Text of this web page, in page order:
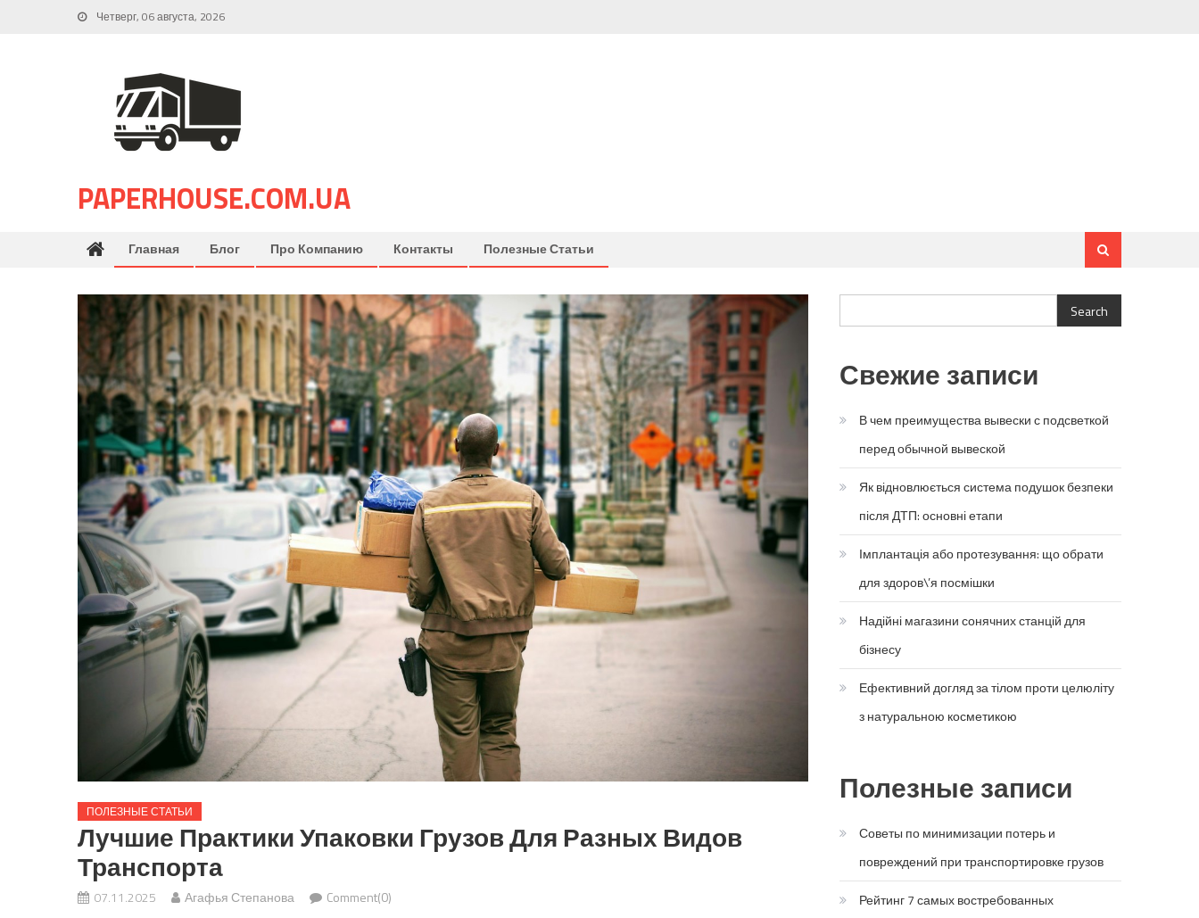
Четверг, 06 августа, 2026
PAPERHOUSE.COM.UA
Главная Блог Про Компанию Контакты Полезные Статьи
ПОЛЕЗНЫЕ СТАТЬИ
Лучшие Практики Упаковки Грузов Для Разных Видов
Транспорта
07.11.2025 Агафья Степанова Comment(0)
Search
Свежие записи
В чем преимущества вывески с подсветкой
перед обычной вывеской
Як відновлюється система подушок безпеки
після ДТП: основні етапи
Імплантація або протезування: що обрати
для здоров\’я посмішки
Надійні магазини сонячних станцій для
бізнесу
Ефективний догляд за тілом проти целюліту
з натуральною косметикою
Полезные записи
Советы по минимизации потерь и
повреждений при транспортировке грузов
Рейтинг 7 самых востребованных